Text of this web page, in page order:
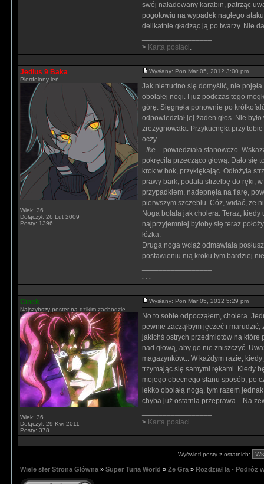
swój naładowany karabin, patrząc
pogotowiu na wypadek nagłego
delikatnie gładząc ją po twarzy. Nie
> Karta postaci.
Jedius 9 Baka
Pierdolony leń
Wiek: 36
Dołączył: 26 Lut 2009
Posty: 1396
Wysłany: Pon Mar 05, 2012 3:00 pm
Jak nietrudno się domyślić, nie pojęła
obolałej nogi. I już podczas tego
górę. Sięgnęła ponownie po
odpowiedział jej żaden głos. Nie
zrezygnowała. Przykucnęła przy
oczy.
- Ike. - powiedziała stanowczo.
pokręciła przecząco głową. Dało
krok w bok, przyklękając. Odłożyła
prawy bark, podała strzelbę do ręki,
przypadkiem, nadepnęła na flarę,
pierwszym szczeblu. Cóż, widać, że
Noga bolała jak cholera. Teraz,
najprzyjemniej byłoby się teraz
łóżka.
Druga noga wciąż odmawiała
postawieniu nią kroku tym bardziej
. . .
Cinek
Najszybszy poster na dzikim zachodzie
Wiek: 36
Dołączył: 29 Kwi 2011
Posty: 378
Wysłany: Pon Mar 05, 2012 5:29 pm
No to sobie odpocząłem, cholera.
pewnie zacząłbym jęczeć i marudzić,
jakichś ostrych przedmiotów na które
nad głową, aby go nie zniszczyć.
magazynków... W każdym razie,
trzymając się samymi rękami. Kiedy
mojego obecnego stanu sposób, po
lekko obolałą nogą, tym razem
chyba już ostatnia przeprawa... Na
> Karta postaci.
Wyświetl posty z ostatnich:
Wiele sfer Strona Główna » Super Turia World » Że Gra » Rozdział Ia - Podróż